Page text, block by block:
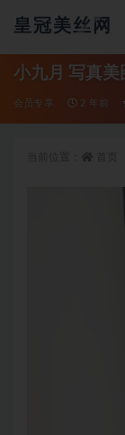
皇冠美丝网
小九月 写真美
会员专享 2 年前